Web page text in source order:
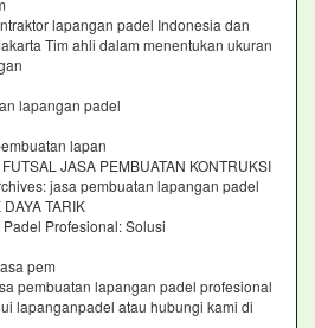
lapangan padel Indonesia dan
Tim ahli dalam menentukan ukuran
lapangan padel
lapan
JASA PEMBUATAN KONTRUKSI
jasa pembuatan lapangan padel
TARIK
Profesional: Solusi
pem
pembuatan lapangan padel profesional
lapanganpadel atau hubungi kami di